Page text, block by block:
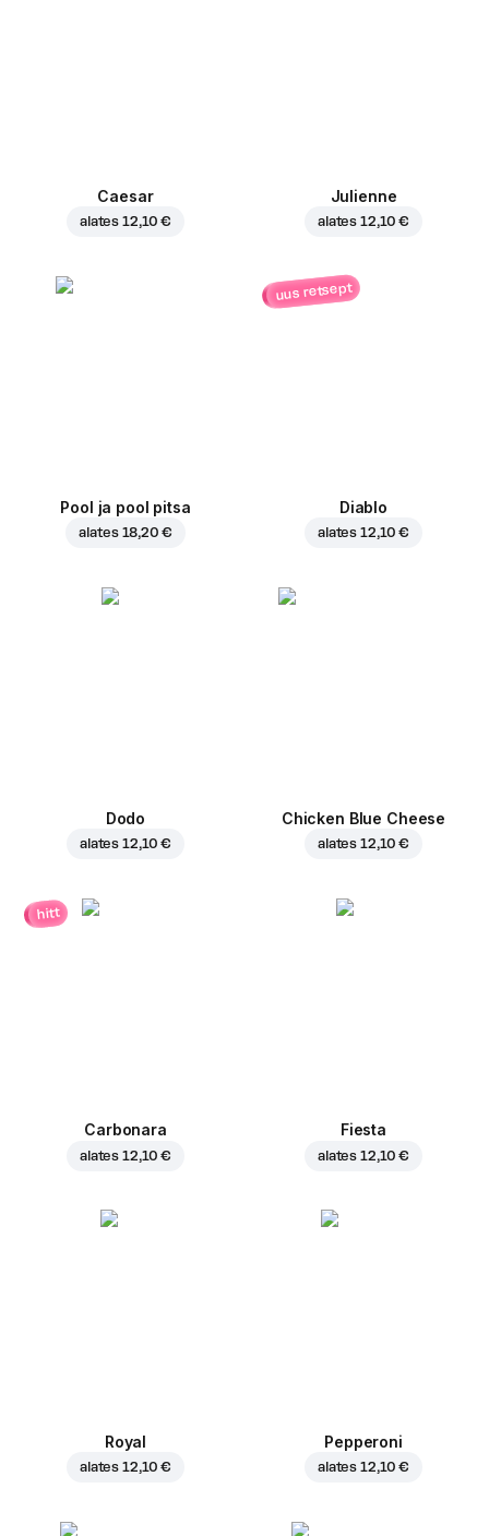
Caesar
alates 12,10 €
Julienne
alates 12,10 €
Pool ja pool pitsa
alates 18,20 €
uus retsept
Diablo
alates 12,10 €
Dodo
alates 12,10 €
Chicken Blue Cheese
alates 12,10 €
hitt
Carbonara
alates 12,10 €
Fiesta
alates 12,10 €
Royal
alates 12,10 €
Pepperoni
alates 12,10 €